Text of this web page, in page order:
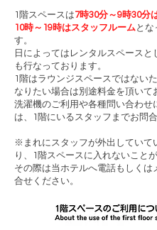
1階スペースは7時30分～9時30分
10時～19時はスタッフルームとな
す。
日によってはレンタルスペースと
も行なっております。
1階はラウンジスペースではない
なりたい場合は別途料金を頂いて
洗濯機のご利用や各種問い合わせ
は、1階にいるスタッフまでお問合
※まれにスタッフが外出していて
り、1階スペースに入れないことが
その際は当ホテルへ電話もしくは
合せください。